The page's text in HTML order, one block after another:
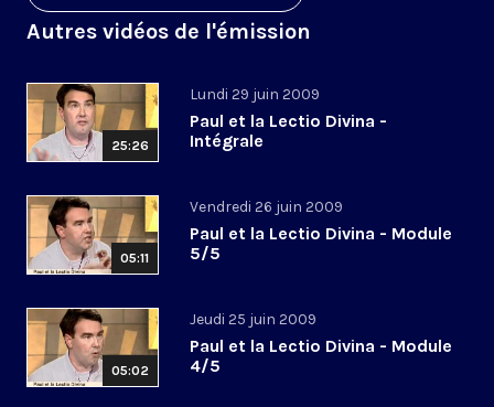
Autres vidéos de l'émission
25:26
Lundi 29 juin 2009
Paul et la Lectio Divina -
Intégrale
05:11
Vendredi 26 juin 2009
Paul et la Lectio Divina - Module
5/5
05:02
Jeudi 25 juin 2009
Paul et la Lectio Divina - Module
4/5